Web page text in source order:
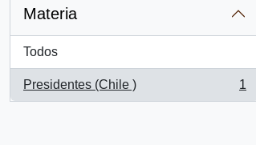
Materia
Todos
Presidentes (Chile )
, 1 resultados
1